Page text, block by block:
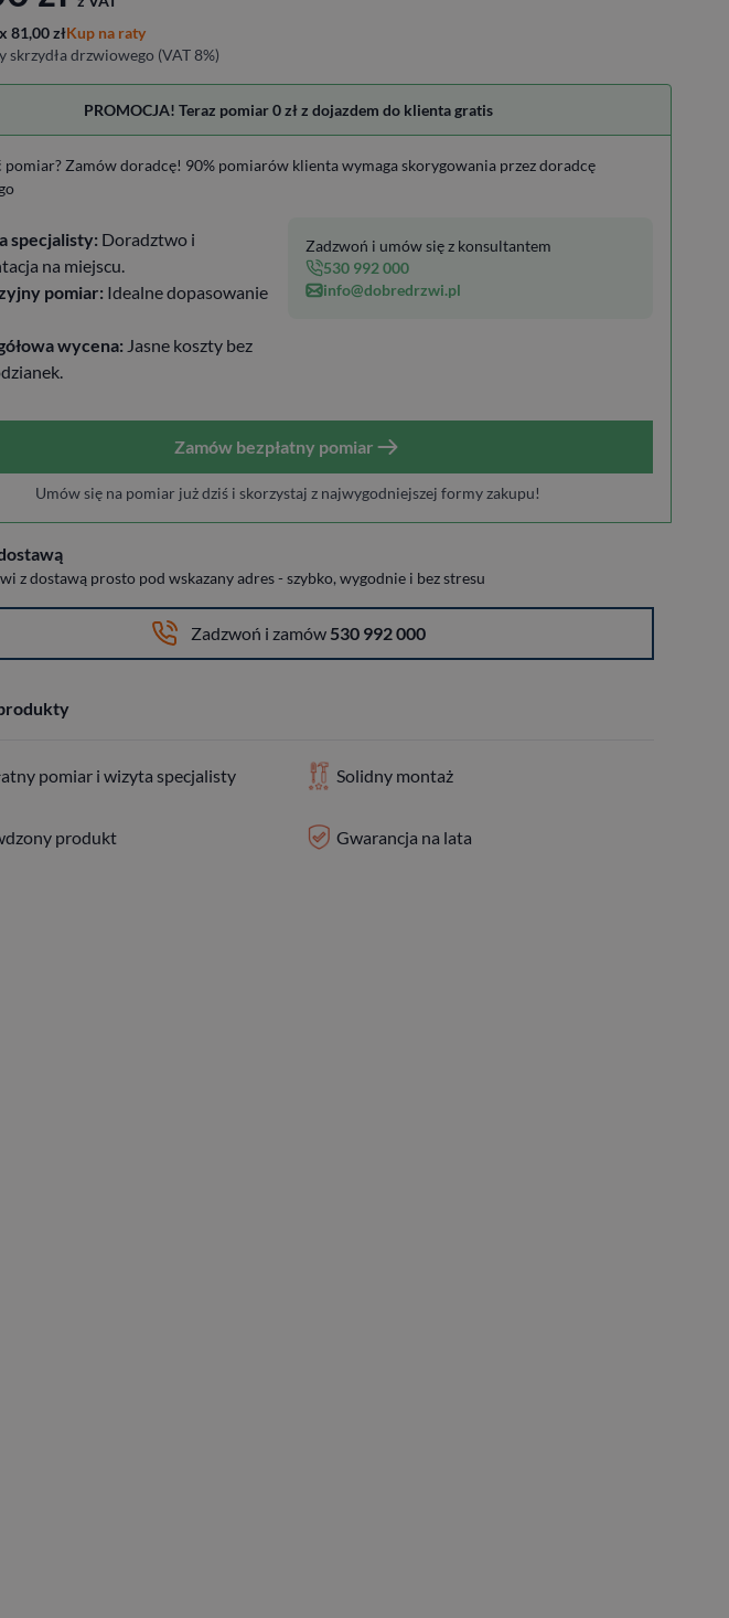
81,00złKup na raty
skrzydła drzwiowego (VAT 8%)
PROMOCJA! Teraz pomiar 0 zł z dojazdem do klienta gratis
pomiar? Zamów doradcę! 90% pomiarów klienta wymaga skorygowania przez doradcę
specjalisty: Doradztwo i
na miejscu.
pomiar: Idealne dopasowanie
wycena: Jasne koszty bez
Zadzwoń i umów się z konsultantem
530 992 000
info@dobredrzwi.pl
Zamów bezpłatny pomiar
Umów się na pomiar już dziś i skorzystaj z najwygodniejszej formy zakupu!
z dostawą prosto pod wskazany adres - szybko, wygodnie i bez stresu
Zadzwoń i zamów 530 992 000
pomiar i wizyta specjalisty Solidny montaż
produkt Gwarancja na lata